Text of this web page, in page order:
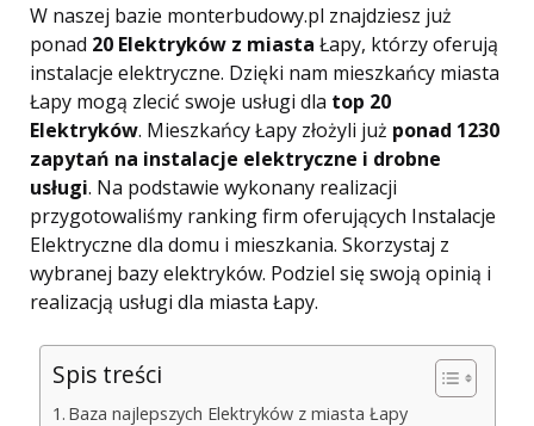
W naszej bazie monterbudowy.pl znajdziesz już
ponad 20 Elektryków z miasta Łapy, którzy oferują
instalacje elektryczne. Dzięki nam mieszkańcy miasta
Łapy mogą zlecić swoje usługi dla top 20
Elektryków. Mieszkańcy Łapy złożyli już ponad 1230
zapytań na instalacje elektryczne i drobne
usługi. Na podstawie wykonany realizacji
przygotowaliśmy ranking firm oferujących Instalacje
Elektryczne dla domu i mieszkania. Skorzystaj z
wybranej bazy elektryków. Podziel się swoją opinią i
realizacją usługi dla miasta Łapy.
Spis treści
Baza najlepszych Elektryków z miasta Łapy